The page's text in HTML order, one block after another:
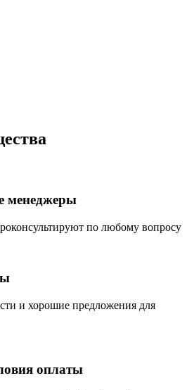
менеджеры
по любому вопросу
и хорошие предложения для
оплаты